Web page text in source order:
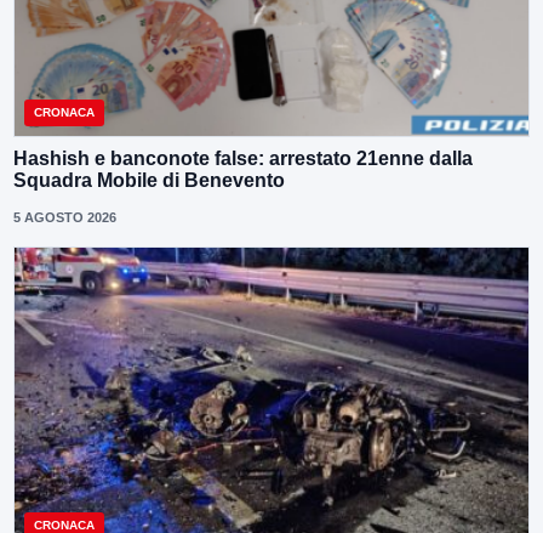
CRONACA
Hashish e banconote false: arrestato 21enne dalla
Squadra Mobile di Benevento
5 AGOSTO 2026
CRONACA